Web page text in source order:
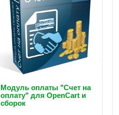
Модуль оплаты "Счет на
оплату" для OpenCart и
сборок